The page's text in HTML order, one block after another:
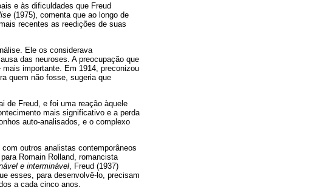
e às dificuldades que Freud
(1975), comenta que ao longo de
recentes as reedições de suas
Ele os considerava
das neuroses. A preocupação que
importante. Em 1914, preconizou
quem não fosse, sugeria que
de Freud, e foi uma reação àquele
mais significativo e a perda
auto-analisados, e o complexo
outros analistas contemporâneos
Romain Rolland, romancista
e interminável, Freud (1937)
esses, para desenvolvê-lo, precisam
a cada cinco anos.